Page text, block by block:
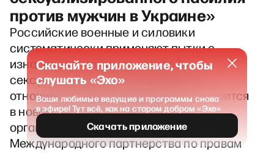
против мужчин в Украине»
Российские военные и силовики
систематически применяют пытки с
изнасилованиями или угрозой
сексуализированным насилием в
отношении украинских мужчин, говорится
в новом докладе правозащитных
организаций Truth Hounds и
Международного партнерства по правам
Скачайте приложение, чтобы
слушать «Эхо»
Ваши любимые ведущие и программы снова
в эфире! Тут всё, как на старом добром «Эхе»
Скачать приложение